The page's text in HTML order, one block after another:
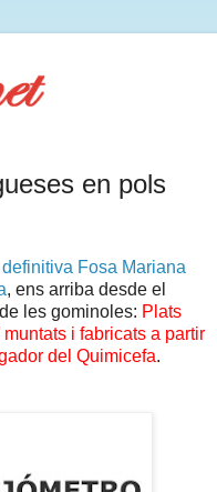
en pols
Fosa Mariana
, ens arriba desde el
les gominoles: Plats
i fabricats a partir
del Quimicefa.